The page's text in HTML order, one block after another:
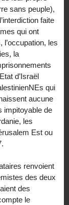
sans peuple),
faite
qui ont
les
la
d’Israël
qui
aucune
impitoyable de
les
Est ou
renvoient
des deux
des
le